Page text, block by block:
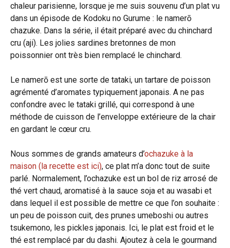
chaleur parisienne, lorsque je me suis souvenu d’un plat vu
dans un épisode de Kodoku no Gurume : le namerō
chazuke. Dans la série, il était préparé avec du chinchard
cru (aji). Les jolies sardines bretonnes de mon
poissonnier ont très bien remplacé le chinchard.
Le namerō est une sorte de tataki, un tartare de poisson
agrémenté d’aromates typiquement japonais. A ne pas
confondre avec le tataki grillé, qui correspond à une
méthode de cuisson de l’enveloppe extérieure de la chair
en gardant le cœur cru.
Nous sommes de grands amateurs d’ochazuke à la
maison (la recette est ici), ce plat m’a donc tout de suite
parlé. Normalement, l’ochazuke est un bol de riz arrosé de
thé vert chaud, aromatisé à la sauce soja et au wasabi et
dans lequel il est possible de mettre ce que l’on souhaite :
un peu de poisson cuit, des prunes umeboshi ou autres
tsukemono, les pickles japonais. Ici, le plat est froid et le
thé est remplacé par du dashi. Ajoutez à cela le gourmand